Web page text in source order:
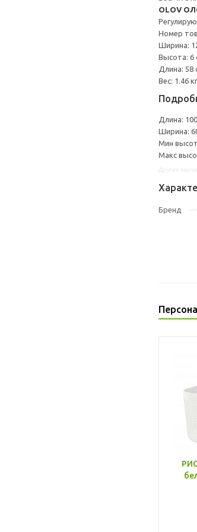
OLOV
Номер
Ширина:
Высота: 6
Длина: 58
Вес: 1.46 кг
Длина:
Ширина:
Мин
Макс
Бренд